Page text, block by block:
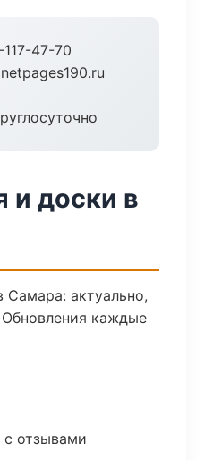
47-70
и доски в
Самара: актуально,
каждые
с отзывами